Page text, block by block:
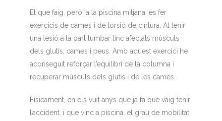
El que faig, però, a la piscina mitjana, és fer
exercicis de cames i de torsió de cintura. Al tenir
una lesió a la part lumbar tinc afectats músculs
dels glutis, cames i peus. Amb aquest exercici he
aconseguit reforçar l’equilibri de la columna i
recuperar músculs dels glutis i de les cames.
Físicament, en els vuit anys que ja fa que vaig tenir
l’accident, i que vinc a piscina, el grau de mobilitat